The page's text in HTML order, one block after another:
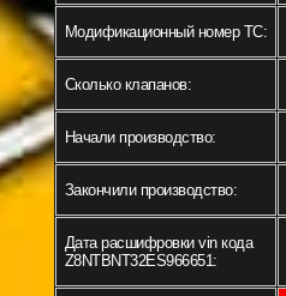
Модификационный номер ТС:
Сколько клапанов:
Начали производство:
Закончили производство:
Дата расшифровки vin кода
Z8NTBNT32ES966651: